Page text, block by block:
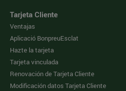
Tarjeta Cliente
Ventajas
Aplicació BonpreuEsclat
Hazte la tarjeta
Tarjeta vinculada
Renovación de Tarjeta Cliente
Modificación datos Tarjeta Cliente